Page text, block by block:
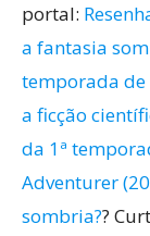
portal:
a fantasia
temporada de
a ficção
da 1ª
Adventurer
sombria??